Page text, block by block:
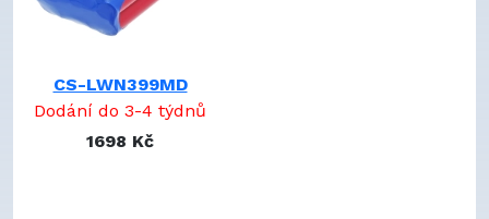
CS-LWN399MD
Dodání do 3-4 týdnů
1698 Kč